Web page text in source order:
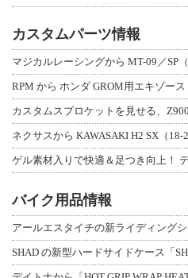
カスタムパーツ情報
ネクサスから KAWASAKI H2 SX（
バイク用品情報
SHAD の新型ハードサイドケース「